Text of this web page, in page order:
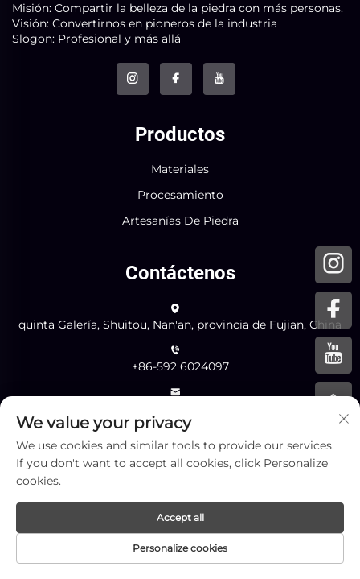
Misión: Compartir la belleza de la piedra con más personas.
Visión: Convertirnos en pioneros de la industria
Slogon: Profesional y más allá
Productos
Materiales
Procesamiento
Artesanías De Piedra
Contáctenos
quinta Galería, Shuitou, Nan'an, provincia de Fujian, China
+86-592 6024097
Enviar
Copyright © Xiamen Yingliang Stone Co., Ltd. Todos los
derechos reservados - Política de privacidad
We value your privacy
We use cookies and similar tools to provide our services.
If you don't want to accept all cookies, click Personalize
cookies.
Personalize cookies
Accept all